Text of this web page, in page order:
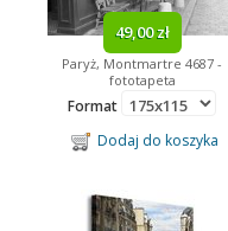
49,00 zł
Paryż, Montmartre 4687 -
fototapeta
Format
Dodaj do koszyka